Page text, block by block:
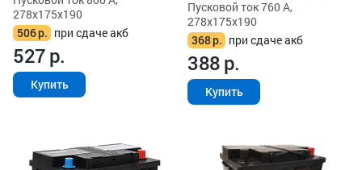
278x175x190
506р. при сдаче акб
527р.
Купить
Пусковой ток 760 А,
278x175x190
368р. при сдаче акб
388р.
Купить